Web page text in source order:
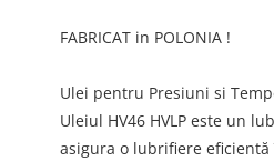
FABRICAT in POLONIA !
Ulei pentru Presiuni si
Uleiul HV46 HVLP este un
asigura o lubrifiere